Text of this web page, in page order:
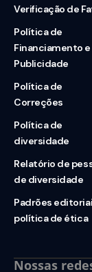
Verificação de
Política de
Financiamento e
Publicidade
Política de
Correções
Política de
diversidade
Relatório de
de diversidade
Padrões
política de ética
Nossas